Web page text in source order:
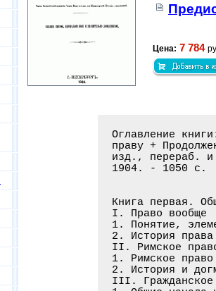
Цена: 7 784
Оглавление книги: Систематический указатель русской литературы по гражданскому
праву + Продолжение Систематического указателя / Сост.: А.Ф. Поворинский. - 2-е
изд., перераб. и доп. - С.-Пб.: Ред. комис. по составлению гражд. уложения,
1904. - 1050 с.


Книга первая. Общая часть
I. Право вообще
1. Понятие, элементы, источники и проч., 1 . . . . . . . . . . . . . . . . . . 1
2. История права вообще и русского в особенности, 154 . . . . . . . . . . . . .9
II. Римское право
1. Римское право вообще, 234 . . . . . . . . . . . . . . . . . . . . . . . . .14
2. История и догма римского гражданского права, 260 . . . . . . . . . . . . . 15
III. Гражданское право, в особенности русское
1. Общие начала и руководства, 349 . . . . . . . . . . . . . . . . . . . . . .20
2. История русского гражданского права и древние юридические акты, 459 . . . .26
3. Статистика
а) Понятие и руководства, 517 . . . . . . . . . . . . . . . . . . . . . . . . 30
б) Статистика гражданского права, 543 . . . . . . . . . . . . . . . . . . . . 31
4. Юридические терминология, формализм, символизм и знаки, 584 . . . . . . . .33
IV. Торговое право
Понятие и руководства, 614 . . . . . . . . . . . . . . . . . . . . . . . . . .34
V. Церковное право
Понятие и руководства, 659 . . . . . . . . . . . . . . . . . . . . . . . . . .37
VI. Источники гражданского права
А. Закон
1. Общее учение
а) Понятие, происхождение и проч., 706 . . . . . . . . . . . . . . . . . . . .39
б) Закон и административное распоряжение. Указ. Обязательное постановление,
745 . . . . . . . . . . . . . . . . . . . . . . . . . . . . . . . . . . . . . 41
в) Издание закона. Применение. Время и место действия, 770 . . . . . . . . . .42
г) Толкование закона, 799 . . . . . . . . . . . . . . . . . . . . . . . . . . 43
д) Руководства к познанию законов, 821 . . . . . . . . . . . . . . . . . . . .44
2) Общие гражданские законы
в) Устав вел. кн. Владимира. Русская Правда. Псковская Судная Грамота. Законы
вел. кн. Ивана Васильевича,